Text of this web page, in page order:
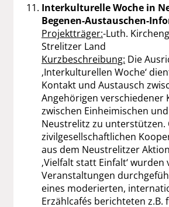
Interkulturelle Woche in
Begenen-Austauschen-
Projektträger:-Luth.
Strelitzer Land
Kurzbeschreibung: Die
‚Interkulturellen Woche‘
Kontakt und Austausch
Angehörigen verschiedener
zwischen Einheimischen
Neustrelitz zu unterstützen.
zivilgesellschaftlichen
aus dem Neustrelitzer
‚Vielfalt statt Einfalt‘
Veranstaltungen
eines moderierten,
Erzählcafés berichteten z.B.